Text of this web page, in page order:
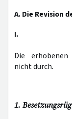
A. Die Revision
I.
Die erhobenen
nicht durch.
1.